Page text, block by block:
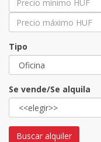
Tipo
Se vende/Se alquila
Buscar alquiler